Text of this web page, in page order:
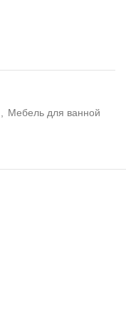
Мебель для ванной